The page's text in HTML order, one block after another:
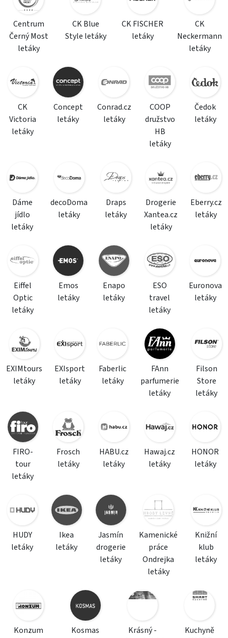
Centrum
Černý Most
letáky
CK Blue
Style letáky
CK FISCHER
letáky
CK
Neckermann
letáky
CK
Victoria
letáky
Concept
letáky
Conrad.cz
letáky
COOP
družstvo
HB
letáky
Čedok
letáky
Dáme
jídlo
letáky
decoDoma
letáky
Draps
letáky
Drogerie
Xantea.cz
letáky
Eberry.cz
letáky
Eiffel
Optic
letáky
Emos
letáky
Enapo
letáky
ESO
travel
letáky
Euronova
letáky
EXIMtours
letáky
EXIsport
letáky
Faberlic
letáky
FAnn
parfumerie
letáky
Filson
Store
letáky
FIRO-
tour
letáky
Frosch
letáky
HABU.cz
letáky
Hawaj.cz
letáky
HONOR
letáky
HUDY
letáky
Ikea
letáky
Jasmín
drogerie
letáky
Kamenické
práce
Ondrejka
letáky
Knižní
klub
letáky
Konzum
Kosmas
Krásný -
Kuchyně